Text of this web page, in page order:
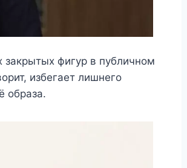
фигур в публичном
избегает лишнего
образа.